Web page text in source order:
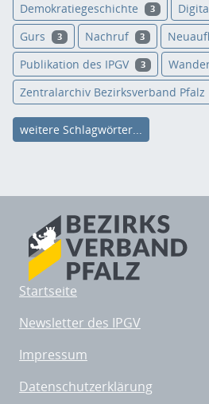
Demokratiegeschichte 3
Gurs 3 Nachruf 3
Publikation des IPGV 3
Zentralarchiv Bezirksverband Pfalz
weitere Schlagwörter...
Startseite
Newsletter des IPGV
Impressum
Datenschutzerklärung